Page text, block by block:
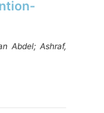
Abdel;Ashraf,